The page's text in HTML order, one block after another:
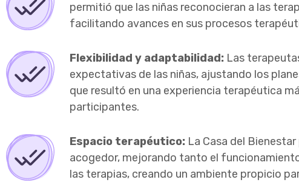
permitió que las niñas reconocieran a las
facilitando avances en sus procesos
Flexibilidad y adaptabilidad: Las
expectativas de las niñas, ajustando los
que resultó en una experiencia terapéutica
participantes.
Espacio terapéutico: La Casa del
acogedor, mejorando tanto el
las terapias, creando un ambiente propicio